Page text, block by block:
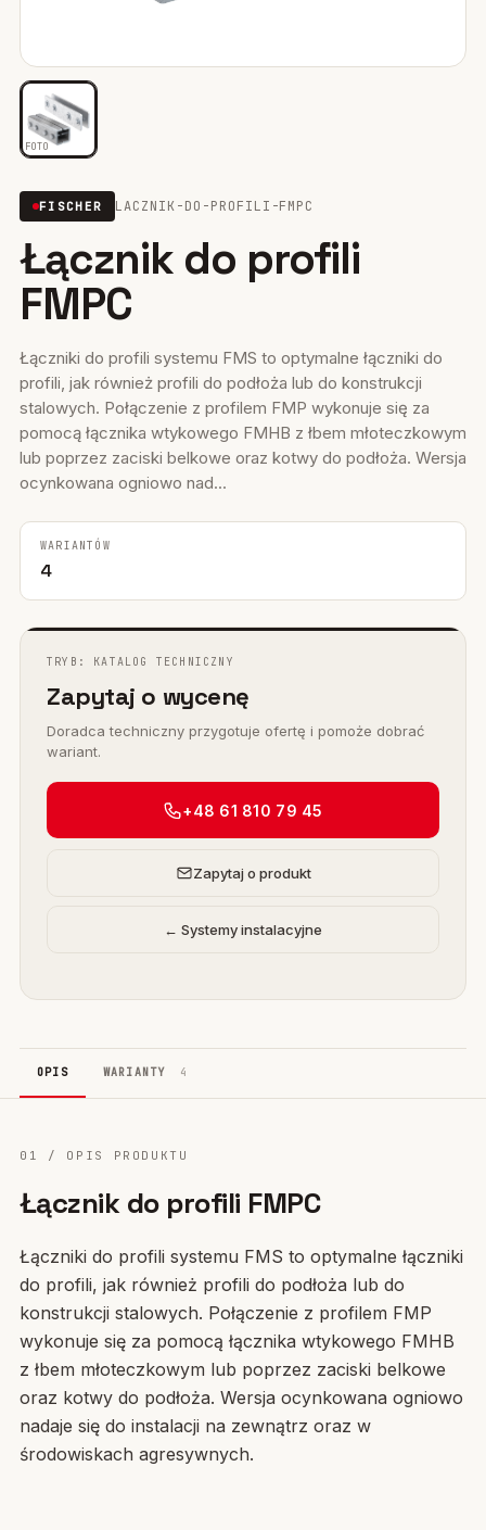
Mocowania do rusztowań
Wiertła i narzędzia
Mocowania elektryczne
Wkręty
Firestop
Systemy fasadowe
FOTO
FISCHER LACZNIK-DO-PROFILI-FMPC
Łącznik do profili
FMPC
Łączniki do profili systemu FMS to optymalne łączniki do
profili, jak również profili do podłoża lub do konstrukcji
stalowych. Połączenie z profilem FMP wykonuje się za
pomocą łącznika wtykowego FMHB z łbem młoteczkowym
lub poprzez zaciski belkowe oraz kotwy do podłoża. Wersja
ocynkowana ogniowo nad...
WARIANTÓW
4
TRYB: KATALOG TECHNICZNY
Zapytaj o wycenę
Doradca techniczny przygotuje ofertę i pomoże dobrać
wariant.
+48 61 810 79 45
Zapytaj o produkt
← Systemy instalacyjne
OPIS WARIANTY 4
01 / OPIS PRODUKTU
Łącznik do profili FMPC
Łączniki do profili systemu FMS to optymalne łączniki
do profili, jak również profili do podłoża lub do
konstrukcji stalowych. Połączenie z profilem FMP
wykonuje się za pomocą łącznika wtykowego FMHB
z łbem młoteczkowym lub poprzez zaciski belkowe
oraz kotwy do podłoża. Wersja ocynkowana ogniowo
nadaje się do instalacji na zewnątrz oraz w
środowiskach agresywnych.